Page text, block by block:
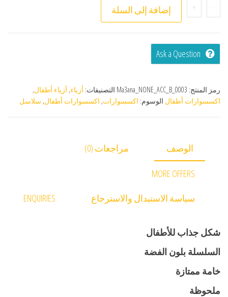
-
+ إضافة إلى السلة
Ask a Question
رمز المنتج: Ma3ana_NONE_ACC_B_0003 التصنيفات: أزياء, أزياء أطفال,
اكسسوارات أطفال الوسوم: اكسسوارات, اكسسوارات أطفال, سلاسل
الوصف مراجعات (0)
MORE OFFERS
سياسة الاستبدال والاسترجاع
ENQUIRIES
شكل جذاب للأطفال
السلسلة بلون الفضة
خامة ممتازة
ملحوظة